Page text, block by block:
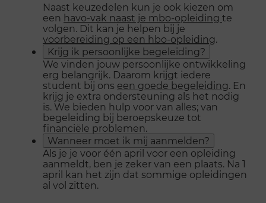
Naast keuzedelen kun je ook kiezen om
een havo-vak naast je mbo-opleiding te
volgen. Dit kan je helpen bij je
voorbereiding op een hbo-opleiding.
Krijg ik persoonlijke begeleiding?
We vinden jouw persoonlijke ontwikkeling
erg belangrijk. Daarom krijgt iedere
student bij ons een goede begeleiding. En
krijg je extra ondersteuning als het nodig
is. We bieden hulp voor van alles; van
begeleiding bij beroepskeuze tot
financiële problemen.
Wanneer moet ik mij aanmelden?
Als je je voor één april voor een opleiding
aanmeldt, ben je zeker van een plaats. Na 1
april kan het zijn dat sommige opleidingen
al vol zitten.